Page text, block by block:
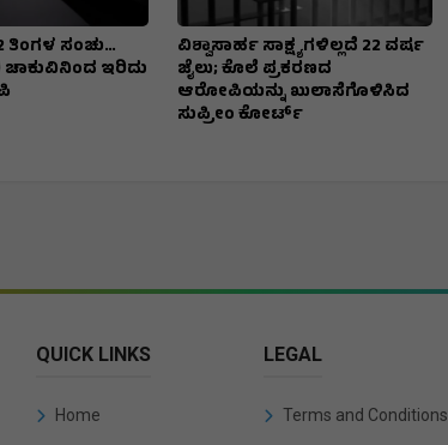
ತಿಂಗಳ ಸಂಚು…
ಚಾಕುವಿನಿಂದ ಇರಿದು
ವಿಶ್ವಾಸಾರ್ಹ ಸಾಕ್ಷ್ಯಗಳಿಲ್ಲದೆ 22 ವರ್ಷ
ಜೈಲು; ಕೊಲೆ ಪ್ರಕರಣದ
ಆರೋಪಿಯನ್ನು ಖುಲಾಸೆಗೊಳಿಸಿದ
ಸುಪ್ರೀಂ ಕೋರ್ಟ್
QUICK LINKS
Home
LEGAL
Terms and Conditions